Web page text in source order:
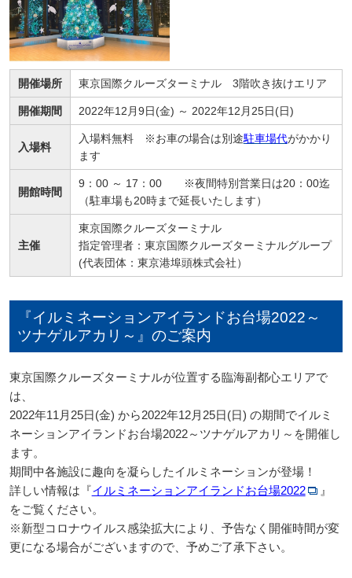
開催場所 東京国際クルーズターミナル 3階吹き抜けエリア
開催期間 2022年12月9日(金) ～ 2022年12月25日(日)
入場料
入場料無料 ※お車の場合は別途駐車場代がかかり
ます
開館時間
9：00 ～ 17：00 ※夜間特別営業日は20：00迄
（駐車場も20時まで延長いたします）
主催
東京国際クルーズターミナル
指定管理者：東京国際クルーズターミナルグループ
(代表団体：東京港埠頭株式会社）
『イルミネーションアイランドお台場2022～
ツナゲルアカリ～』のご案内
東京国際クルーズターミナルが位置する臨海副都心エリアで
は、
2022年11月25日(金) から2022年12月25日(日) の期間でイルミ
ネーションアイランドお台場2022～ツナゲルアカリ～を開催し
ます。
期間中各施設に趣向を凝らしたイルミネーションが登場！
詳しい情報は『イルミネーションアイランドお台場2022
』
をご覧ください。
※新型コロナウイルス感染拡大により、予告なく開催時間が変
更になる場合がございますので、予めご了承下さい。